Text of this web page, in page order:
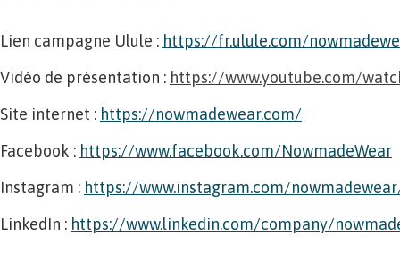
Lien campagne Ulule : https://fr.ulule.com/
Vidéo de présentation : https://www.youtube.com/
Site internet : https://nowmadewear.com/
Facebook : https://www.facebook.com/NowmadeWear
Instagram : https://www.instagram.com/
LinkedIn : https://www.linkedin.com/company/